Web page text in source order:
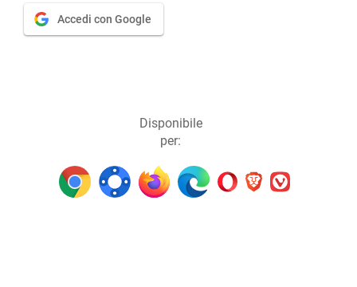
Accedi con Google
Disponibile
per: